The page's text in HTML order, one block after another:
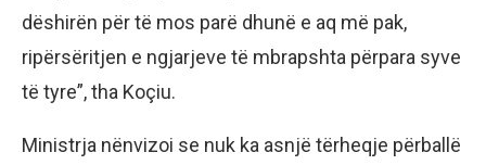
dëshirën për të mos parë dhunë e aq më pak,
ripërsëritjen e ngjarjeve të mbrapshta përpara syve
të tyre”, tha Koçiu.
Ministrja nënvizoi se nuk ka asnjë tërheqje përballë